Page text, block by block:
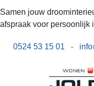
Samen jouw
afspraak voor persoonlijk
0524 53 15 01 -